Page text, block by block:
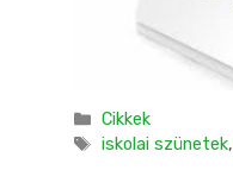
Kategória
Cikkek
Címkék
iskolai szünetek,